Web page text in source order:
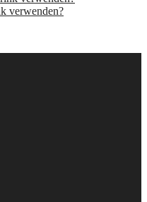
verwenden?